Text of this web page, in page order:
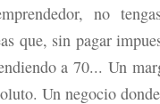
no
que, sin pagar
a 70... Un
Un negocio